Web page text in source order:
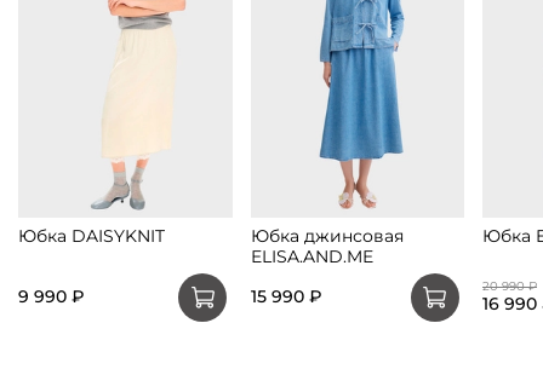
Юбка DAISYKNIT
9 990 ₽
Юбка джинсовая
ELISA.AND.ME
15 990 ₽
Юбка
20 990 ₽
16